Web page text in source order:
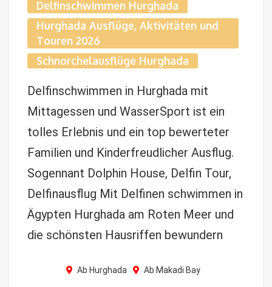
Delfinschwimmen Hurghada
Hurghada Ausflüge, Aktivitäten und
Touren 2026
Schnorchelausflüge Hurghada
Delfinschwimmen in Hurghada mit
Mittagessen und WasserSport ist ein
tolles Erlebnis und ein top bewerteter
Familien und Kinderfreudlicher Ausflug.
Sogennant Dolphin House, Delfin Tour,
Delfinausflug Mit Delfinen schwimmen in
Ägypten Hurghada am Roten Meer und
die schönsten Hausriffen bewundern
Ab Hurghada Ab Makadi Bay